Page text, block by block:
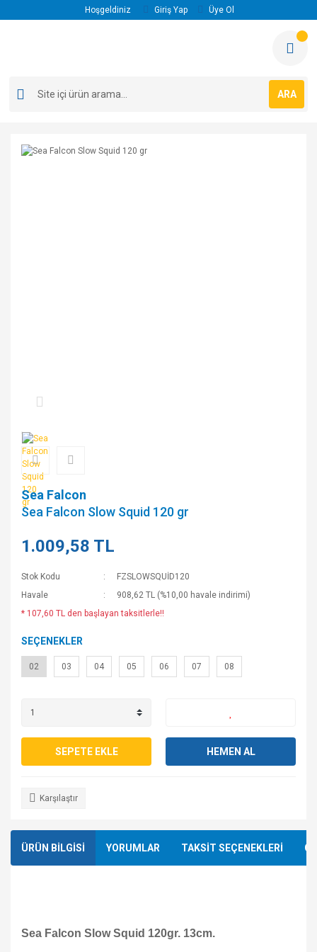
Hoşgeldiniz Giriş Yap Üye Ol
ARA
Sea Falcon
Sea Falcon Slow Squid 120 gr
1.009,58 TL
Stok Kodu
FZSLOWSQUİD120
Havale
908,62 TL (%10,00 havale indirimi)
* 107,60 TL den başlayan taksitlerle!!
SEÇENEKLER
02 03 04 05 06 07 08
SEPETE EKLE HEMEN AL
Karşılaştır
ÜRÜN BİLGİSİ YORUMLAR TAKSİT SEÇENEKLERİ
Sea Falcon Slow Squid 120gr. 13cm.